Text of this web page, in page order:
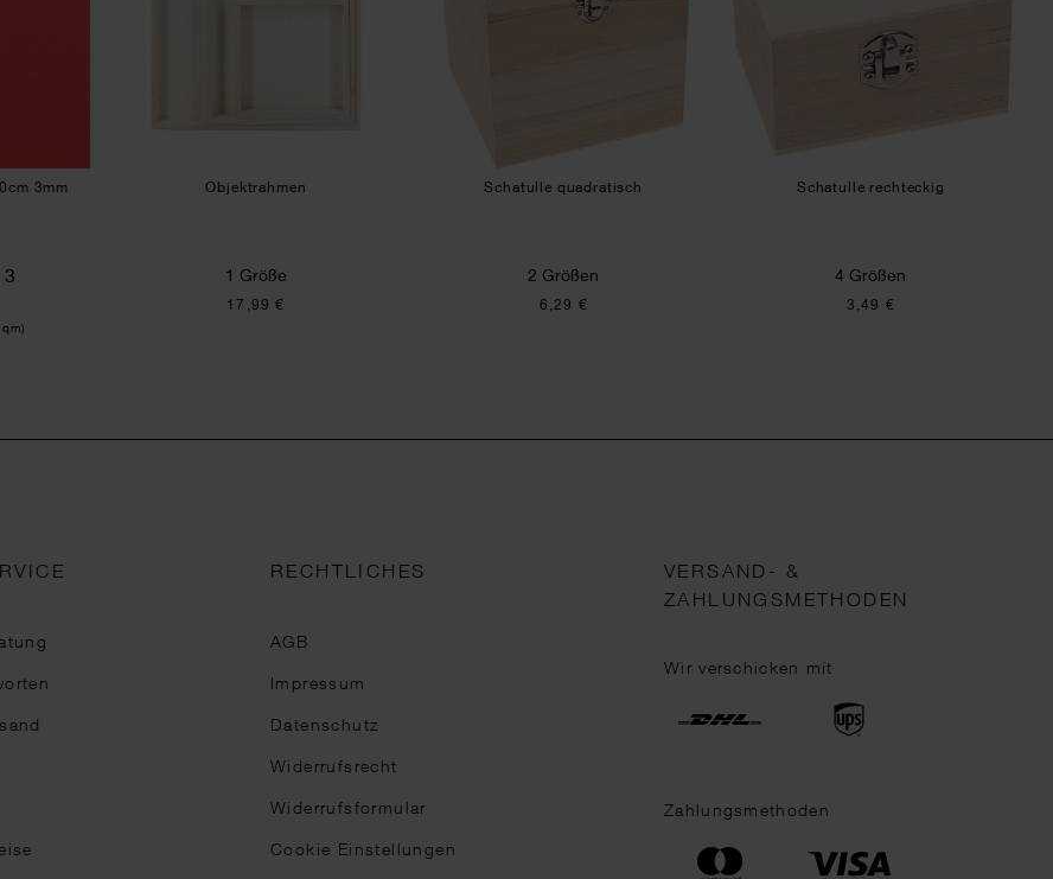
3mm
3
Objektrahmen
1 Größe
17,99 €
Schatulle quadratisch
2 Größen
6,29 €
Schatulle rechteckig
4 Größen
3,49 €
RECHTLICHES
AGB
Impressum
Datenschutz
Widerrufsrecht
Widerrufsformular
Cookie Einstellungen
VERSAND- &
ZAHLUNGSMETHODEN
Wir verschicken mit
Zahlungsmethoden